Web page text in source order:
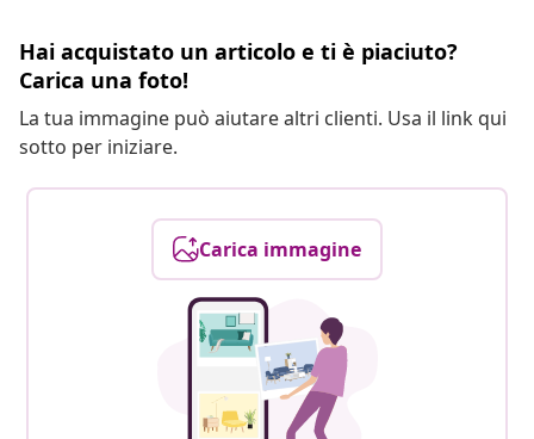
Hai acquistato un articolo e ti è piaciuto?
Carica una foto!
La tua immagine può aiutare altri clienti. Usa il link qui
sotto per iniziare.
Carica immagine